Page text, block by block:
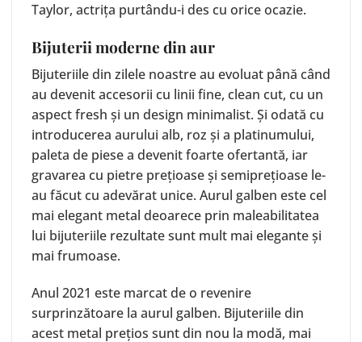
Taylor, actrița purtându-i des cu orice ocazie.
Bijuterii moderne din aur
Bijuteriile din zilele noastre au evoluat până când
au devenit accesorii cu linii fine, clean cut, cu un
aspect fresh și un design minimalist. Și odată cu
introducerea aurului alb, roz și a platinumului,
paleta de piese a devenit foarte ofertantă, iar
gravarea cu pietre prețioase și semiprețioase le-
au făcut cu adevărat unice. Aurul galben este cel
mai elegant metal deoarece prin maleabilitatea
lui bijuteriile rezultate sunt mult mai elegante și
mai frumoase.
Anul 2021 este marcat de o revenire
surprinzătoare la aurul galben. Bijuteriile din
acest metal prețios sunt din nou la modă, mai